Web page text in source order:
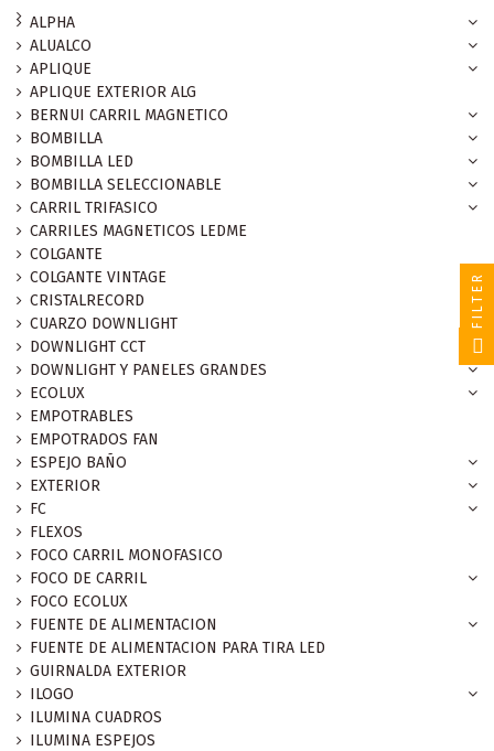
ALPHA
ALUALCO
APLIQUE
APLIQUE EXTERIOR ALG
BERNUI CARRIL MAGNETICO
BOMBILLA
BOMBILLA LED
BOMBILLA SELECCIONABLE
CARRIL TRIFASICO
CARRILES MAGNETICOS LEDME
COLGANTE
COLGANTE VINTAGE
CRISTALRECORD
CUARZO DOWNLIGHT
DOWNLIGHT CCT
DOWNLIGHT Y PANELES GRANDES
ECOLUX
EMPOTRABLES
EMPOTRADOS FAN
ESPEJO BAÑO
EXTERIOR
FC
FLEXOS
FOCO CARRIL MONOFASICO
FOCO DE CARRIL
FOCO ECOLUX
FUENTE DE ALIMENTACION
FUENTE DE ALIMENTACION PARA TIRA LED
GUIRNALDA EXTERIOR
ILOGO
ILUMINA CUADROS
ILUMINA ESPEJOS
FILTER